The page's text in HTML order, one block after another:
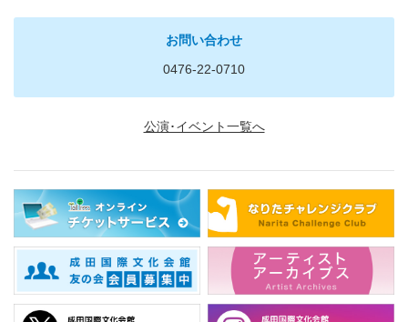
お問い合わせ
0476-22-0710
公演･イベント一覧へ